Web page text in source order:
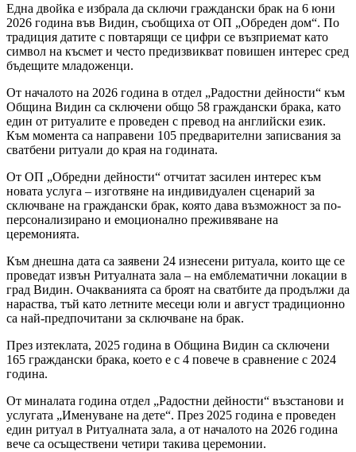
Една двойка е избрала да сключи граждански брак на 6 юни
2026 година във Видин, съобщиха от ОП „Обреден дом“. По
традиция датите с повтарящи се цифри се възприемат като
символ на късмет и често предизвикват повишен интерес сред
бъдещите младоженци.
От началото на 2026 година в отдел „Радостни дейности“ към
Община Видин са сключени общо 58 граждански брака, като
един от ритуалите е проведен с превод на английски език.
Към момента са направени 105 предварителни записвания за
сватбени ритуали до края на годината.
От ОП „Обредни дейности“ отчитат засилен интерес към
новата услуга – изготвяне на индивидуален сценарий за
сключване на граждански брак, която дава възможност за по-
персонализирано и емоционално преживяване на
церемонията.
Към днешна дата са заявени 24 изнесени ритуала, които ще се
проведат извън Ритуалната зала – на емблематични локации в
град Видин. Очакванията са броят на сватбите да продължи да
нараства, тъй като летните месеци юли и август традиционно
са най-предпочитани за сключване на брак.
През изтеклата, 2025 година в Община Видин са сключени
165 граждански брака, което е с 4 повече в сравнение с 2024
година.
От миналата година отдел „Радостни дейности“ възстанови и
услугата „Именуване на дете“. През 2025 година е проведен
един ритуал в Ритуалната зала, а от началото на 2026 година
вече са осъществени четири такива церемонии.